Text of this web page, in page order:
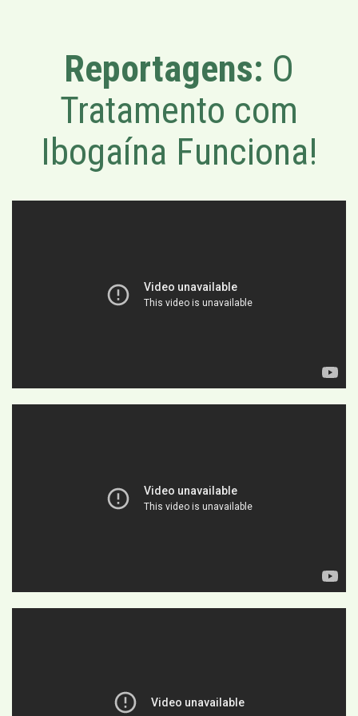
Reportagens: O
Tratamento com
Ibogaína Funciona!